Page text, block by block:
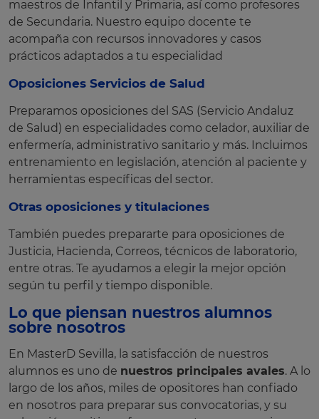
maestros de Infantil y Primaria, así como profesores
de Secundaria. Nuestro equipo docente te
acompaña con recursos innovadores y casos
prácticos adaptados a tu especialidad
Oposiciones Servicios de Salud
Preparamos oposiciones del SAS (Servicio Andaluz
de Salud) en especialidades como celador, auxiliar de
enfermería, administrativo sanitario y más. Incluimos
entrenamiento en legislación, atención al paciente y
herramientas específicas del sector.
Otras oposiciones y titulaciones
También puedes prepararte para oposiciones de
Justicia, Hacienda, Correos, técnicos de laboratorio,
entre otras. Te ayudamos a elegir la mejor opción
según tu perfil y tiempo disponible.
Lo que piensan nuestros alumnos
sobre nosotros
En MasterD Sevilla, la satisfacción de nuestros
alumnos es uno de nuestros principales avales. A lo
largo de los años, miles de opositores han confiado
en nosotros para preparar sus convocatorias, y su